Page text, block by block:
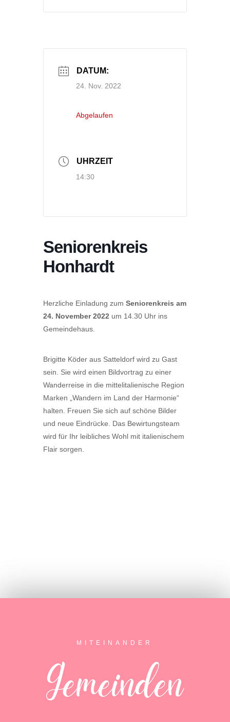
DATUM:
24. Nov. 2022
Abgelaufen
UHRZEIT
14:30
Seniorenkreis
Honhardt
Herzliche Einladung zum Seniorenkreis am
24. November 2022 um 14.30 Uhr ins
Gemeindehaus.
Brigitte Köder aus Satteldorf wird zu Gast
sein. Sie wird einen Bildvortrag zu einer
Wanderreise in die mittelitalienische Region
Marken „Wandern im Land der Harmonie“
halten. Freuen Sie sich auf schöne Bilder
und neue Eindrücke. Das Bewirtungsteam
wird für Ihr leibliches Wohl mit italienischem
Flair sorgen.
MITEINANDER
Gemeinden